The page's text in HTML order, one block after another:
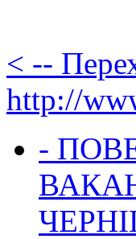
< --
http://
-